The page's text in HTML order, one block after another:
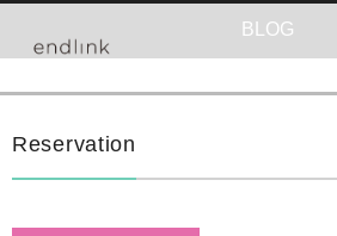
BLOG
Reservation